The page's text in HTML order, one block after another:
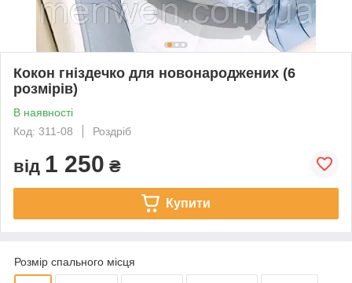
Кокон гніздечко для новонароджених (6
розмірів)
В наявності
Код: 311-08
Роздріб
від 1 250 ₴
Купити
Розмір спального місця